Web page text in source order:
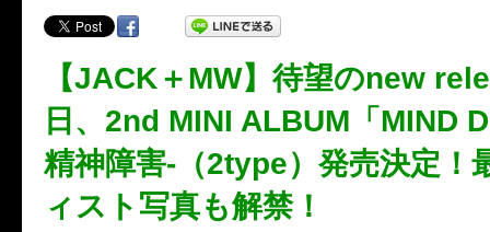
【JACK＋MW】待望のnew
日、2nd MINI ALBUM「MIND
精神障害-（2type）発売決定！
ィスト写真も解禁！